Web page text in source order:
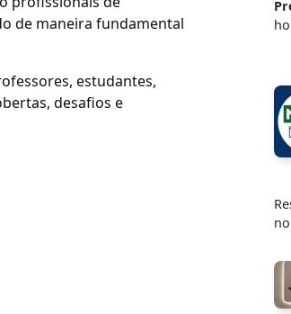
de maneira fundamental
estudantes,
desafios e